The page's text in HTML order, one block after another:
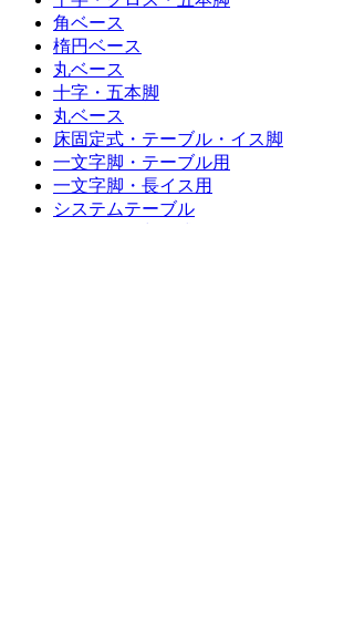
角ベース
楕円ベース
丸ベース
十字・五本脚
丸ベース
床固定式・テーブル・イス脚
一文字脚・テーブル用
一文字脚・長イス用
システムテーブル